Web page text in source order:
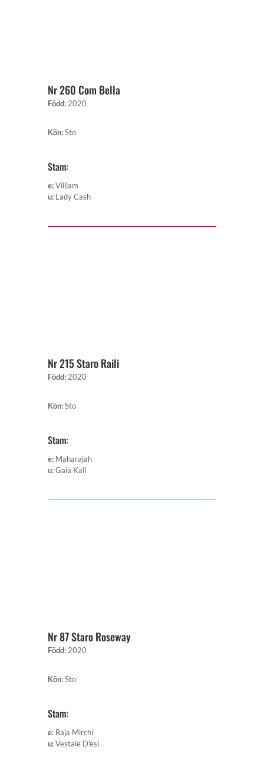
Nr 260 Com Bella
Född: 2020
Kön:Sto
Stam:
e:Villiam
u: Lady Cash
Nr 215 Staro Raili
Född: 2020
Kön:Sto
Stam:
e: Maharajah
u:Gaia Käll
Nr 87 Staro Roseway
Född: 2020
Kön:Sto
Stam:
e: Raja Mirchi
u:Vestale D'esi